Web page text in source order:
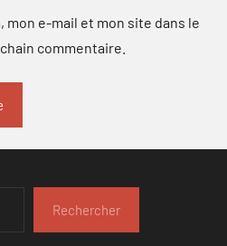
mon e-mail et mon site dans le
commentaire.
Rechercher